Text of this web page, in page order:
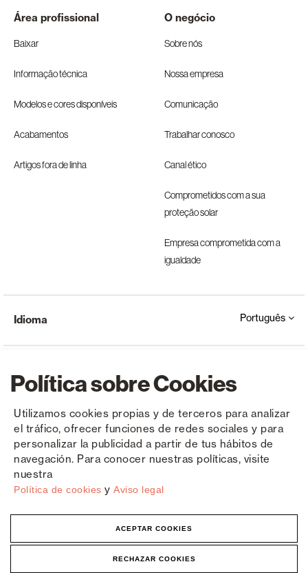
Política sobre Cookies
Utilizamos cookies propias y de terceros para analizar
el tráfico, ofrecer funciones de redes sociales y para
personalizar la publicidad a partir de tus hábitos de
navegación. Para conocer nuestras políticas, visite
nuestra
Política de cookies y Aviso legal
ACEPTAR COOKIES
RECHAZAR COOKIES
Área profissional
Baixar
Informação técnica
Modelos e cores disponíveis
Acabamentos
Artigos fora de linha
O negócio
Sobre nós
Nossa empresa
Comunicação
Trabalhar conosco
Canal ético
Comprometidos com a sua
proteção solar
Empresa comprometida com a
igualdade
Copyright © Saxun 2023 - 2026 Política de privacidade Aviso Legal Cookies
Idioma Português